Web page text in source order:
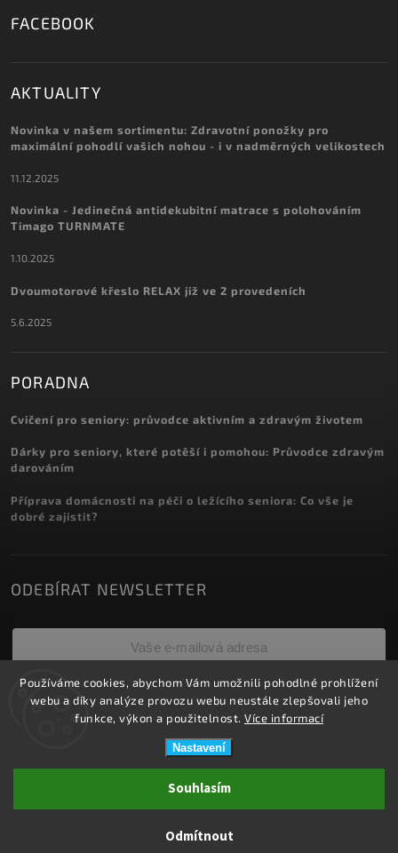
Používáme cookies, abychom Vám umožnili pohodlné prohlížení
webu a díky analýze provozu webu neustále zlepšovali jeho
funkce, výkon a použitelnost. Více informací
Nastavení
Odmítnout
Souhlasím
FACEBOOK
AKTUALITY
Novinka v našem sortimentu: Zdravotní ponožky pro
maximální pohodlí vašich nohou - i v nadměrných velikostech
11.12.2025
Novinka - Jedinečná antidekubitní matrace s polohováním
Timago TURNMATE
1.10.2025
Dvoumotorové křeslo RELAX již ve 2 provedeních
5.6.2025
PORADNA
Cvičení pro seniory: průvodce aktivním a zdravým životem
Dárky pro seniory, které potěší i pomohou: Průvodce zdravým
darováním
Příprava domácnosti na péči o ležícího seniora: Co vše je
dobré zajistit?
ODEBÍRAT NEWSLETTER
Přihlásit se
ZDRAVOTNÍ POTŘEBY DRDLOVÁ
Upravit nastavení cookies